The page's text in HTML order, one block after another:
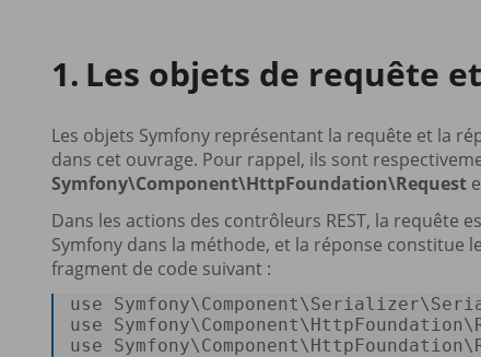
Les objets de requête
Les objets Symfony représentant la requête et la
dans cet ouvrage. Pour rappel, ils sont
Symfony\Component\HttpFoundation\Request
Dans les actions des contrôleurs REST, la requête
Symfony dans la méthode, et la réponse constitue
fragment de code suivant :
use Symfony\Component\Serializer\
use
Symfony\Component\HttpFoundation\
use
Symfony\Component\HttpFoundation\